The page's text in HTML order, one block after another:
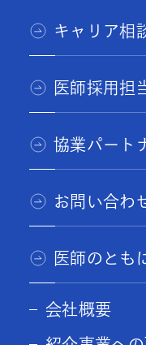
キャリア相
医師採用担
協業パート
お問い合わ
医師のとも
会社概要